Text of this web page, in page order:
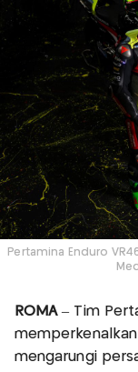
Pertamina Enduro
ROMA– Tim
mengarungi